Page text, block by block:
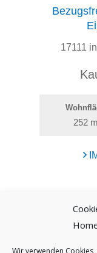
Wir verwenden